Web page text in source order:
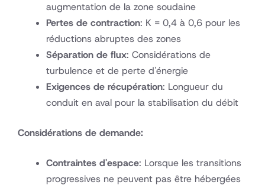
augmentation de la zone soudaine
Pertes de contraction: K = 0,4 à 0,6 pour les
réductions abruptes des zones
Séparation de flux: Considérations de
turbulence et de perte d'énergie
Exigences de récupération: Longueur du
conduit en aval pour la stabilisation du débit
Considérations de demande:
Contraintes d'espace: Lorsque les transitions
progressives ne peuvent pas être hébergées